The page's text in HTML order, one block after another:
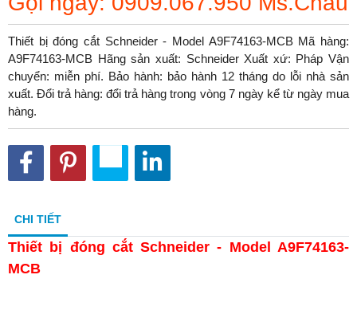
Thiết bị đóng cắt Schneider - Model A9F74163-MCB Mã hàng:
A9F74163-MCB Hãng sản xuất: Schneider Xuất xứ: Pháp Vận
chuyển: miễn phí. Bảo hành: bảo hành 12 tháng do lỗi nhà sản
xuất. Đổi trả hàng: đổi trả hàng trong vòng 7 ngày kể từ ngày mua
hàng.
CHI TIẾT
Thiết bị đóng cắt Schneider - Model A9F74163-
MCB